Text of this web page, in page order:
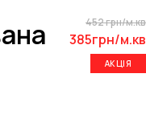
452 грн/м.кв
385грн/м.кв
АКЦІЯ